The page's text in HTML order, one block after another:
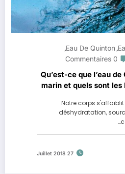
,
Eau De Quinton
,
0 Commentaires
Qu’est-ce que l’eau
marin et quels sont
Notre corps
déshydratation,
27 Juillet 2018